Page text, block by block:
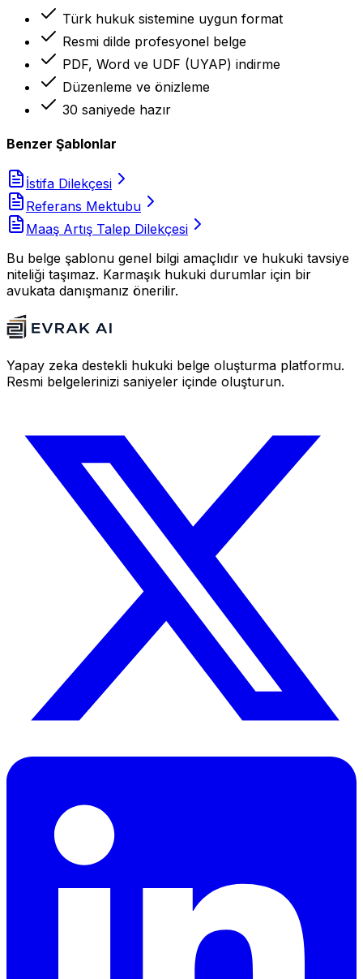
Türk hukuk sistemine uygun format
Resmi dilde profesyonel belge
PDF, Word ve UDF (UYAP) indirme
Düzenleme ve önizleme
30 saniyede hazır
Benzer Şablonlar
İstifa Dilekçesi
Referans Mektubu
Maaş Artış Talep Dilekçesi
Bu belge şablonu genel bilgi amaçlıdır ve hukuki tavsiye
niteliği taşımaz. Karmaşık hukuki durumlar için bir
avukata danışmanız önerilir.
Yapay zeka destekli hukuki belge oluşturma platformu.
Resmi belgelerinizi saniyeler içinde oluşturun.